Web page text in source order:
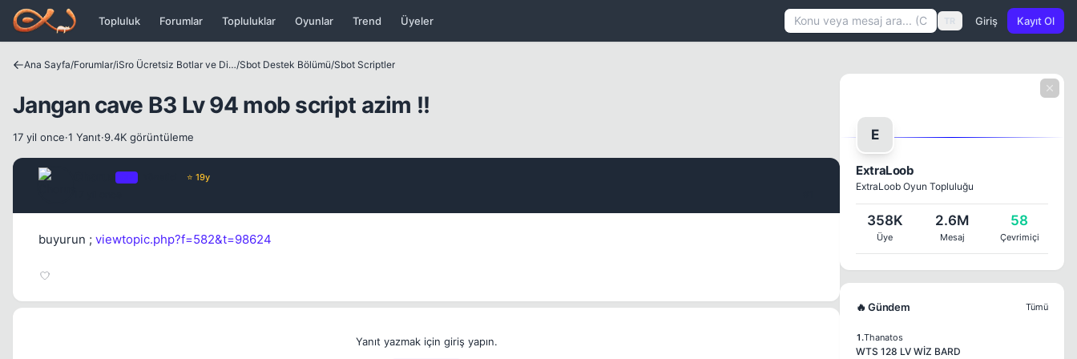
Icerige atla
Topluluk Forumlar Topluluklar Oyunlar Trend Üyeler TR Giriş Kayıt Ol
Ana Sayfa/Forumlar/ iSro Ücretsiz Botlar ve Diğer Programlar/Sbot Destek Bölümü/Sbot Scriptler
Jangan cave B3 Lv 94 mob script azim !!
17 yil once·1 Yanıt·9.4K görüntüleme
⭐ 19y
buyurun ; viewtopic.php?f=582&t=98624
Yanıt yazmak için giriş yapın.
E
ExtraLoob
ExtraLoob Oyun Topluluğu
358K
Üye
2.6M
Mesaj
58
Çevrimiçi
🔥 Gündem Tümü
1.Thanatos
WTS 128 LV WİZ BARD